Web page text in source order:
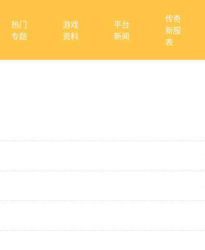
热门
专题
游戏
资料
平台
新闻
传奇
新服
表